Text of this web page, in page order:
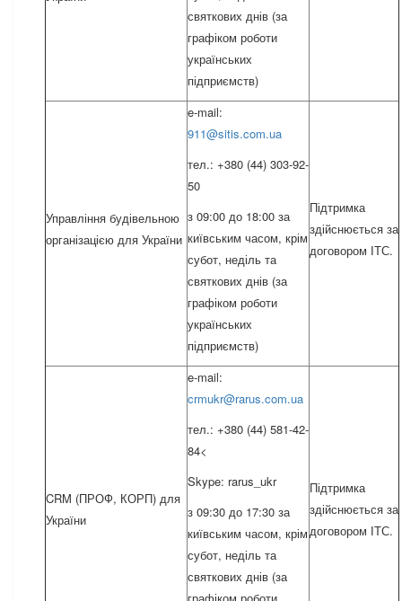
святкових днів (за
графіком роботи
українських
підприємств)
Управління будівельною
організацією для України
e-mail:
911@sitis.com.ua
тел.: +380 (44) 303-92-
50
з 09:00 до 18:00 за
київським часом, крім
субот, неділь та
святкових днів (за
графіком роботи
українських
підприємств)
Підтримка
здійснюється за
договором ІТС.
CRM (ПРОФ, КОРП) для
України
e-mail:
crmukr@rarus.com.ua
тел.: +380 (44) 581-42-
84<
Skype: rarus_ukr
з 09:30 до 17:30 за
київським часом, крім
субот, неділь та
святкових днів (за
Підтримка
здійснюється за
договором ІТС.